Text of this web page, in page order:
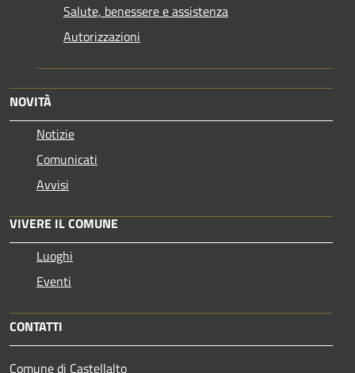
Salute, benessere e assistenza
Autorizzazioni
NOVITÀ
Notizie
Comunicati
Avvisi
VIVERE IL COMUNE
Luoghi
Eventi
CONTATTI
Comune di Castellalto